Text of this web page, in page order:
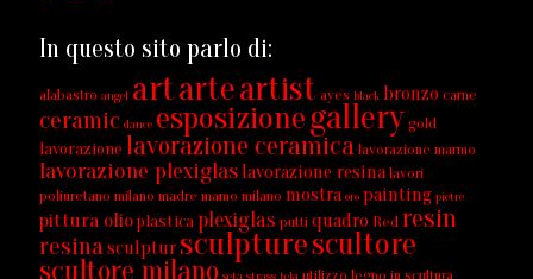
In questo sito parlo di:
alabastro angel artarteartist ayes black bronzo carne
ceramic dance esposizionegallery gold
lavorazione lavorazione ceramica lavorazione marmo
lavorazione plexiglas lavorazione resina lavori
poliuretano milano madre mamo milano mostra oro painting pietre
pittura olioplastica plexiglas putti quadro Red resin
resinasculptur sculpturescultore
scultore milano utilizzo legno in scultura